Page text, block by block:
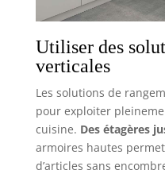
Utiliser des
verticales
Les solutions de
pour exploiter
cuisine. Des étagères
armoires hautes
d’articles sans